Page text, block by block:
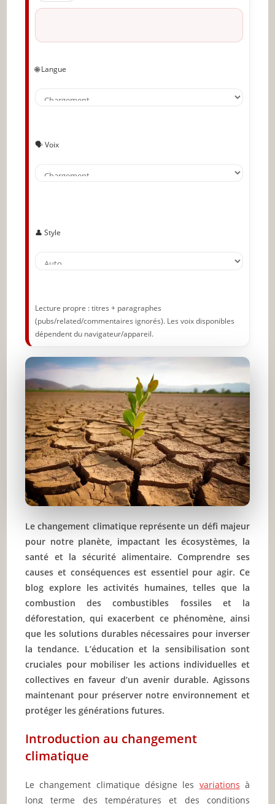
🌐 Langue
🗣️ Voix
👤 Style
Lecture propre : titres + paragraphes
(pubs/related/commentaires ignorés). Les voix disponibles
dépendent du navigateur/appareil.
Le changement climatique représente un défi majeur
pour notre planète, impactant les écosystèmes, la
santé et la sécurité alimentaire. Comprendre ses
causes et conséquences est essentiel pour agir. Ce
blog explore les activités humaines, telles que la
combustion des combustibles fossiles et la
déforestation, qui exacerbent ce phénomène, ainsi
que les solutions durables nécessaires pour inverser
la tendance. L’éducation et la sensibilisation sont
cruciales pour mobiliser les actions individuelles et
collectives en faveur d’un avenir durable. Agissons
maintenant pour préserver notre environnement et
protéger les générations futures.
Introduction au changement
climatique
Le changement climatique désigne les variations à
long terme des températures et des conditions